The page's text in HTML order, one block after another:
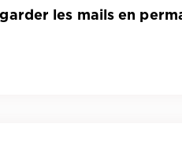
les mails en